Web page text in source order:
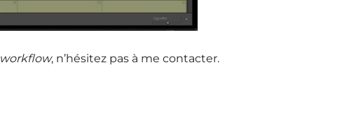
workflow, n’hésitez pas à me contacter.